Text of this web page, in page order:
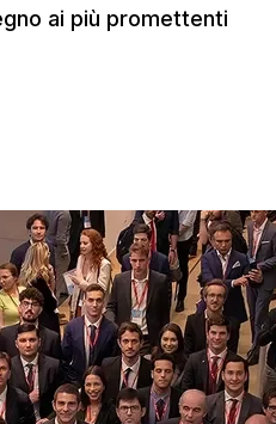
ai più promettenti